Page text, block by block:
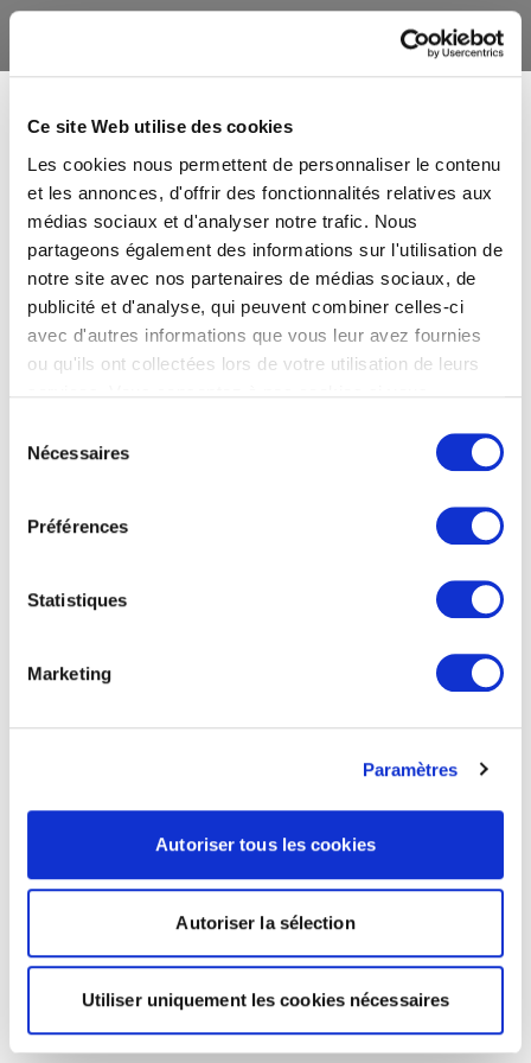
Ce site Web utilise des cookies
Les cookies nous permettent de personnaliser le contenu
et les annonces, d'offrir des fonctionnalités relatives aux
médias sociaux et d'analyser notre trafic. Nous
partageons également des informations sur l'utilisation de
notre site avec nos partenaires de médias sociaux, de
publicité et d'analyse, qui peuvent combiner celles-ci
avec d'autres informations que vous leur avez fournies
ou qu'ils ont collectées lors de votre utilisation de leurs
Nécessaires
Préférences
Statistiques
Marketing
Paramètres
Autoriser tous les cookies
Autoriser la sélection
Utiliser uniquement les cookies nécessaires